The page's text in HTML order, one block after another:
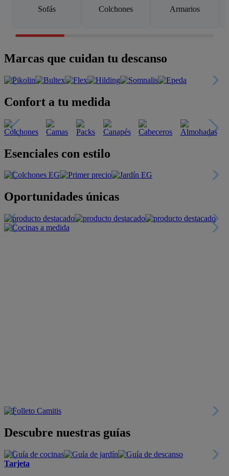
Sofás Colchones Armarios
Marcas que cuidan tu descanso
Confort a tu medida
Esenciales con estilo
Oportunidades únicas
Descubre nuestras guías
Tarjeta